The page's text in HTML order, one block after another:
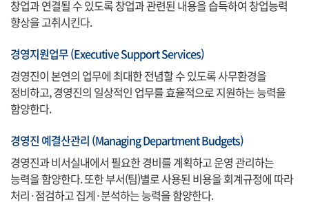
창업과 연결될 수 있도록 창업과 관련된 내용을 습득하여 창업능력
향상을 고취시킨다.
경영지원업무 (Executive Support Services)
경영진이 본연의 업무에 최대한 전념할 수 있도록 사무환경을
정비하고, 경영진의 일상적인 업무를 효율적으로 지원하는 능력을
함양한다.
경영진 예결산관리 (Managing Department Budgets)
경영진과 비서실내에서 필요한 경비를 계획하고 운영 관리하는
능력을 함양한다. 또한 부서(팀)별로 사용된 비용을 회계규정에 따라
처리·점검하고 집계·분석하는 능력을 함양한다.